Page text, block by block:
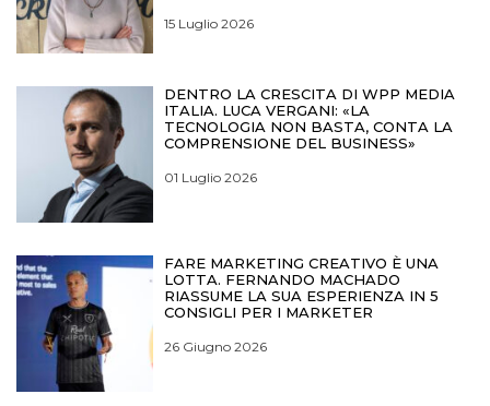
15 Luglio 2026
DENTRO LA CRESCITA DI WPP MEDIA
ITALIA. LUCA VERGANI: «LA
TECNOLOGIA NON BASTA, CONTA LA
COMPRENSIONE DEL BUSINESS»
01 Luglio 2026
FARE MARKETING CREATIVO È UNA
LOTTA. FERNANDO MACHADO
RIASSUME LA SUA ESPERIENZA IN 5
CONSIGLI PER I MARKETER
26 Giugno 2026